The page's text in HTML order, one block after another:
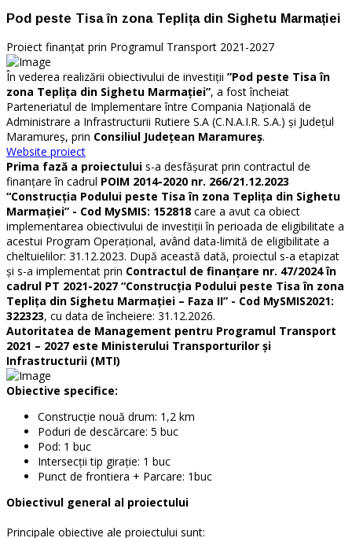
Pod peste Tisa în zona Teplița din Sighetu Marmației
Proiect finanțat prin Programul Transport 2021-2027
În vederea realizării obiectivului de investiții ”Pod peste Tisa în
zona Teplița din Sighetu Marmației”, a fost încheiat
Parteneriatul de Implementare între Compania Națională de
Administrare a Infrastructurii Rutiere S.A (C.N.A.I.R. S.A.) și Județul
Maramureș, prin Consiliul Județean Maramureș.
Website proiect
Prima fază a proiectului s-a desfășurat prin contractul de
finanțare în cadrul POIM 2014-2020 nr. 266/21.12.2023
“Construcția Podului peste Tisa în zona Teplița din Sighetu
Marmației” - Cod MySMIS: 152818 care a avut ca obiect
implementarea obiectivului de investiții în perioada de eligibilitate a
acestui Program Operațional, având data-limită de eligibilitate a
cheltuielilor: 31.12.2023. După această dată, proiectul s-a etapizat
și s-a implementat prin Contractul de finanțare nr. 47/2024 în
cadrul PT 2021-2027 “Construcția Podului peste Tisa în zona
Teplița din Sighetu Marmației – Faza II” - Cod MySMIS2021:
322323, cu data de încheiere: 31.12.2026.
Autoritatea de Management pentru Programul Transport
2021 – 2027 este Ministerului Transporturilor și
Infrastructurii (MTI)
Obiective specifice:
Construcție nouă drum: 1,2 km
Poduri de descărcare: 5 buc
Pod: 1 buc
Intersecții tip girație: 1 buc
Punct de frontiera + Parcare: 1buc
Obiectivul general al proiectului
Principale obiective ale proiectului sunt: